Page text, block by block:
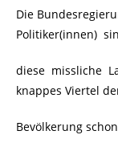
Die
Politiker(innen)
diese missliche
knappes Viertel
Bevölkerung